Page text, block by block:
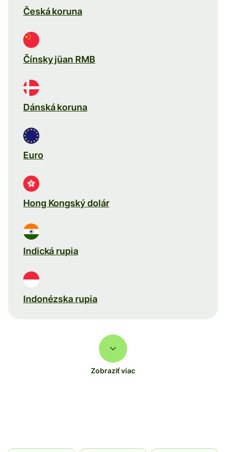
Česká koruna
Čínsky jüan RMB
Dánská koruna
Euro
Hong Kongský dolár
Indická rupia
Indonézska rupia
Zobraziť viac